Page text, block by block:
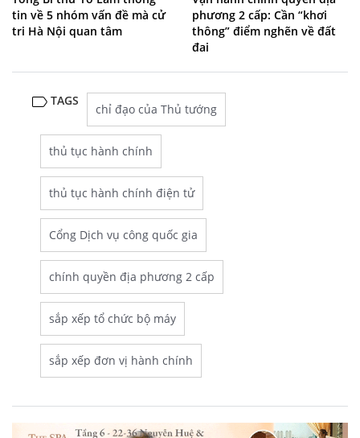
tin về 5 nhóm vấn đề mà cử
tri Hà Nội quan tâm
phương 2 cấp: Cần “khơi
thông” điểm nghẽn về đất
đai
TAGS
chỉ đạo của Thủ tướng
thủ tục hành chính
thủ tục hành chính điện tử
Cổng Dịch vụ công quốc gia
chính quyền địa phương 2 cấp
sắp xếp tổ chức bộ máy
sắp xếp đơn vị hành chính